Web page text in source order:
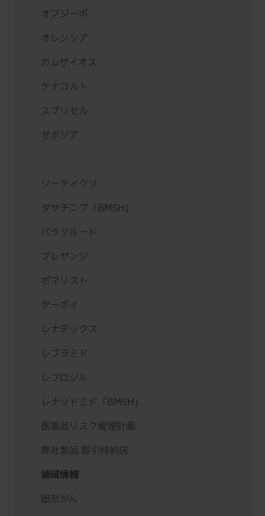
オプジーボ
オレンシア
カムザイオス
ケナコルト
スプリセル
ゼポジア
ソーティクツ
ダサチニブ「BMSH」
バラクルード
ブレヤンジ
ポマリスト
ヤーボイ
レナデックス
レブラミド
レブロジル
レナリドミド「BMSH」
医薬品リスク管理計画
弊社製品 取引特約店
領域情報
固形がん